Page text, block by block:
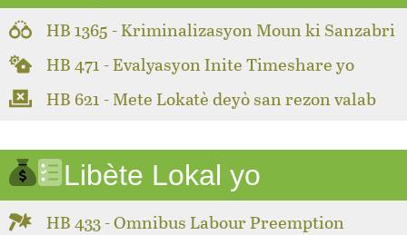
HB 1365 - Kriminalizasyon Moun ki Sanzabri
HB 471 - Evalyasyon Inite Timeshare yo
HB 621 - Mete Lokatè deyò san rezon valab
Libète Lokal yo
HB 433 - Omnibus Labour Preemption